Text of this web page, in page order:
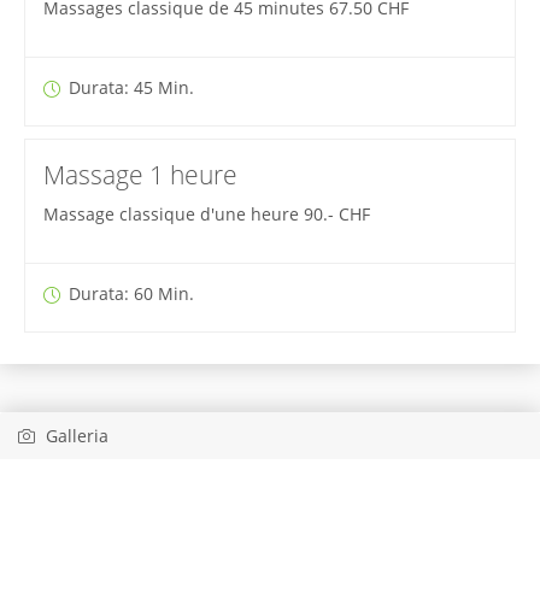
Massages classique de 45 minutes 67.50 CHF
Durata: 45 Min.
Massage 1 heure
Massage classique d'une heure 90.- CHF
Durata: 60 Min.
Galleria